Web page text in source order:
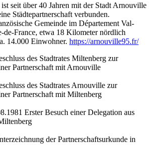
seit über 40 Jahren mit der Stadt Arnouville
Städtepartnerschaft verbunden.
Gemeinde im Département Val-
de-France, etwa 18 Kilometer nördlich
14.000 Einwohner. https://arnouville95.fr/
des Stadtrates Miltenberg zur
Partnerschaft mit Arnouville
des Stadtrates Arnouville zur
Partnerschaft mit Miltenberg
Erster Besuch einer Delegation aus
der Partnerschaftsurkunde in